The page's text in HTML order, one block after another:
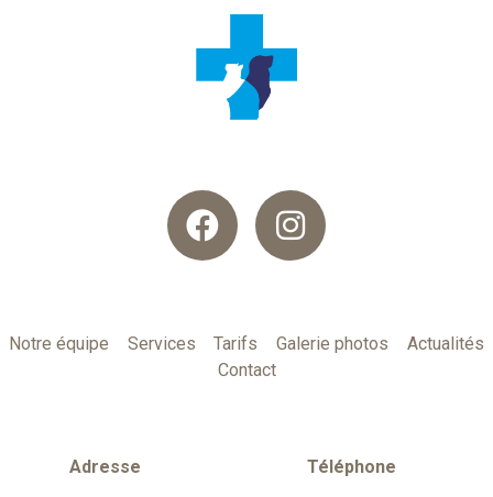
Notre équipe Services Tarifs Galerie photos
Actualités
Contact
Adresse Téléphone